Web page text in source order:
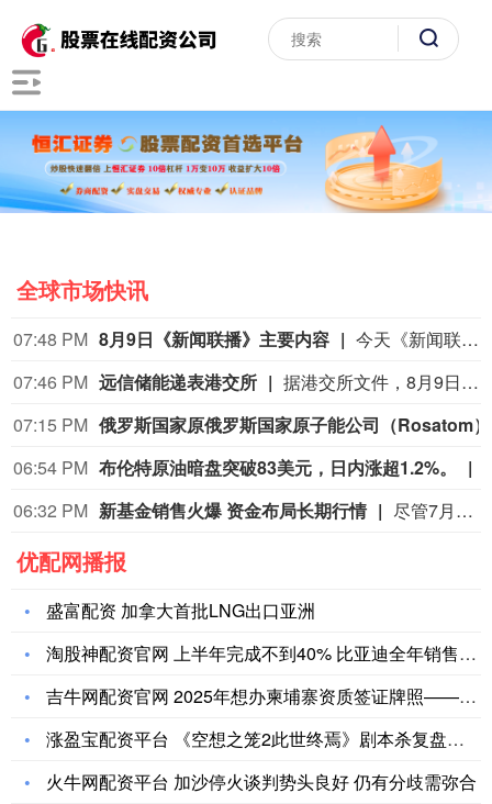
全球市场快讯
07:48 PM 8月9日《新闻联播》主要内容
今天《新闻联播》主要内容有：1.【新思想引领新征程】丰收背后的“稳”与“进”； 2.我国加快推进算力网建设； 3.我国加强对基础研究的长期稳定支持； 4.台风“白海豚”登陆 各地各部门全力应对； 5.7月份居民消费价格指数保持温和上涨； 6.我国加快自然资源“一张图”平台建设； 7.我国生态修复治理取得新成效； 8.【文化中国行】平遥古城活态保护焕发新光彩； 9.国内联播快讯： （1）我国地热资源直接利用规模稳居世界首位； （2）7月下旬全国在田蔬菜面积1.06亿亩 供应充足； （3）我国渤海首个千亿方大气田一期开发项目全面投产； （4）2026“百县对百校促就业行动”校地人才供需对接会举行； （5）第16届全国残疾人健身周活动启动； （6）《2026中国AI盛典》今晚总台央视综合频道播出； 10.伊朗称在美国接受其条件前不会重新开放霍尔木兹海峡： （1）伊媒称有证据显示 美军在对伊朗的军事行动中使用含磷弹药； （2）美媒称美“爱国者”导弹库存不足1700枚； 11.加拿大不列颠哥伦比亚省因林火快速蔓延进入紧急状态 大批居民撤离 美犹他州两处林火仍失控 消防直升机坠毁致两人死亡； 12.国际联播快讯： （1）俄驻日大使称日本谋“核”将招致反制； （2）保加利亚称境内爆炸无人机或来自乌克兰； （3）台风“白海豚”在日本和菲律宾引发灾情； （4）意大利埃特纳火山喷发影响机场航班。
07:46 PM 远信储能递表港交所
据港交所文件，8月9日，深圳市远信储能技术股份有限公司向港交所提交上市申请书，独家保荐人为招银国际。
07:15 PM
06:54 PM 布伦特原油暗盘突破83美元，日内涨超1.2%。
06:32 PM 新基金销售火爆 资金布局长期行情 尽管7月A股市场调整，但新发基金市场却呈现出冷暖反差，多只主动权益新品募集成绩亮眼。普通投资者踊跃认购新基金的背后，是不少基金经理对于当前科技行情长周期属性的深度研判，公募普遍判断AI产业浪潮不是短期主题炒作，科技浪潮的演绎周期也远不止半年。
优配网播报
盛富配资 加拿大首批LNG出口亚洲
淘股神配资官网 上半年完成不到40% 比亚迪全年销售目标承压
吉牛网配资官网 2025年想办柬埔寨资质签证牌照——核心要点
涨盈宝配资平台 《空想之笼2此世终焉》剧本杀复盘测评：关键细
火牛网配资平台 加沙停火谈判势头良好 仍有分歧需弥合